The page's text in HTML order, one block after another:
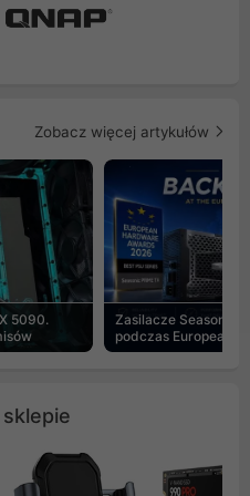
Zobacz więcej artykułów
5090.
Zasilacze Seasonic
podczas European